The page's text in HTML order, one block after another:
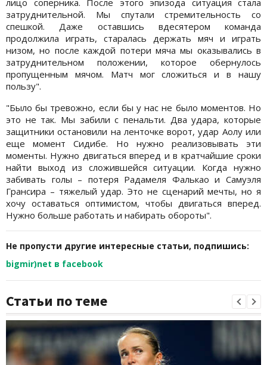
лицо соперника. После этого эпизода ситуация стала
затруднительной. Мы спутали стремительность со
спешкой. Даже оставшись вдесятером команда
продолжила играть, старалась держать мяч и играть
низом, но после каждой потери мяча мы оказывались в
затруднительном положении, которое обернулось
пропущенным мячом. Матч мог сложиться и в нашу
пользу".
"Было бы тревожно, если бы у нас не было моментов. Но
это не так. Мы забили с пенальти. Два удара, которые
защитники остановили на ленточке ворот, удар Аолу или
еще момент Сидибе. Но нужно реализовывать эти
моменты. Нужно двигаться вперед и в кратчайшие сроки
найти выход из сложившейся ситуации. Когда нужно
забивать голы – потеря Радамеля Фалькао и Самуэля
Грансира – тяжелый удар. Это не сценарий мечты, но я
хочу оставаться оптимистом, чтобы двигаться вперед.
Нужно больше работать и набирать обороты".
Не пропусти другие интересные статьи, подпишись:
bigmir)net в facebook
Статьи по теме